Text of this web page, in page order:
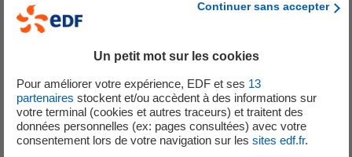
période de forte demande en électricité, les équipes
de la centrale de Nogent se préparent. Maintenance
préventive, protection des matériels : les actions
déployées sont nombreuses.
Chaque année, les équipes d’EDF préparent l’arrivée de
Continuer sans accepter
Un petit mot sur les cookies
Pour améliorer votre expérience, EDF et ses 13
partenaires stockent et/ou accèdent à des informations sur
votre terminal (cookies et autres traceurs) et traitent des
données personnelles (ex: pages consultées) avec votre
consentement lors de votre navigation sur les sites edf.fr.